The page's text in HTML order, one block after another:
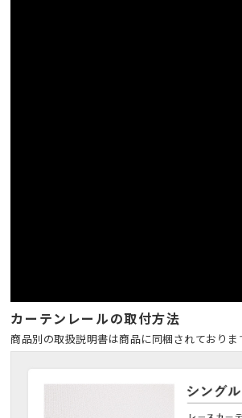
カーテンレールの取付方法
商品別の取扱説明書は商品に同梱されておりま